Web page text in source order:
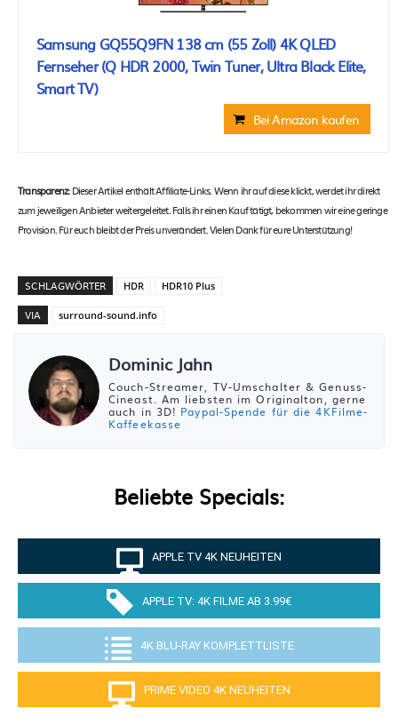
Samsung GQ55Q9FN 138 cm (55 Zoll) 4K QLED
Fernseher (Q HDR 2000, Twin Tuner, Ultra Black Elite,
Smart TV)
Bei Amazon kaufen
Transparenz:Dieser Artikel enthält Affiliate-Links. Wenn ihr auf diese klickt, werdet ihr direkt
zum jeweiligen Anbieter weitergeleitet. Falls ihr einen Kauf tätigt, bekommen wir eine geringe
Provision. Für euch bleibt der Preis unverändert. Vielen Dank für eure Unterstützung!
SCHLAGWÖRTER HDR HDR10 Plus
VIA surround-sound.info
Dominic Jahn
Couch-Streamer, TV-Umschalter & Genuss-
Cineast. Am liebsten im Originalton, gerne
auch in 3D! Paypal-Spende für die 4KFilme-
Kaffeekasse
Beliebte Specials:
APPLE TV 4K NEUHEITEN
APPLE TV: 4K FILME AB 3.99€
4K BLU-RAY KOMPLETTLISTE
PRIME VIDEO 4K NEUHEITEN